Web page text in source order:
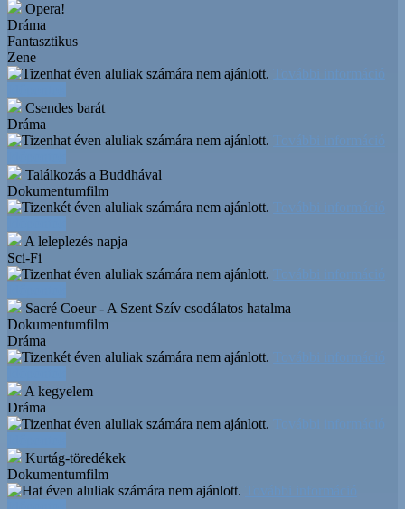
Opera!
Dráma
Fantasztikus
Zene
További információ
Csendes barát
Dráma
További információ
Találkozás a Buddhával
Dokumentumfilm
További információ
A leleplezés napja
Sci-Fi
További információ
Sacré Coeur - A Szent Szív csodálatos hatalma
Dokumentumfilm
Dráma
A kegyelem
Dráma
Kurtág-töredékek
Dokumentumfilm